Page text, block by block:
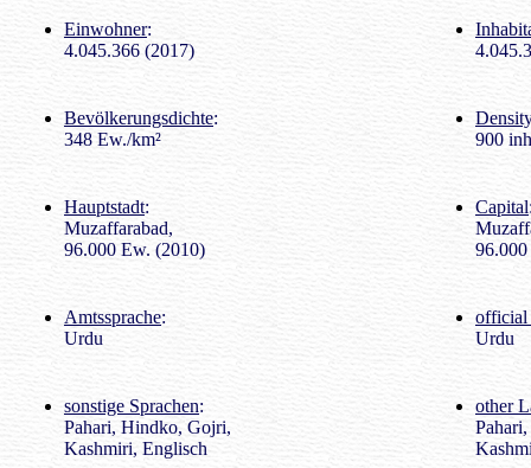
Einwohner:
4.045.366 (2017)
Bevölkerungsdichte:
348 Ew./km²
900
Hauptstadt:
Muzaffarabad,
96.000 Ew. (2010)
Capital
Amtssprache:
Urdu
official
Urdu
sonstige Sprachen:
Pahari, Hindko, Gojri,
Kashmiri, Englisch
other